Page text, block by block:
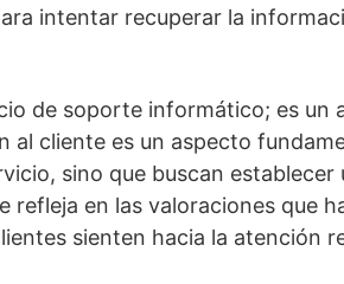
intentar recuperar la
de soporte informático; es un
al cliente es un aspecto
sino que buscan establecer
refleja en las valoraciones que
sienten hacia la atención